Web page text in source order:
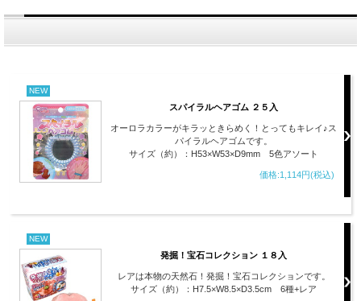
NEW
スパイラルヘアゴム ２５入
オーロラカラーがキラッときらめく！とってもキレイ♪ス
パイラルヘアゴムです。
サイズ（約）：H53×W53×D9mm 5色アソート
価格:1,114円(税込)
NEW
発掘！宝石コレクション １８入
レアは本物の天然石！発掘！宝石コレクションです。
サイズ（約）：H7.5×W8.5×D3.5cm 6種+レア